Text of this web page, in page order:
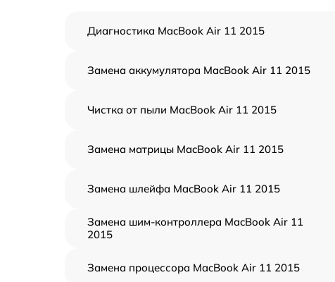
Диагностика MacBook Air 11 2015
Замена аккумулятора MacBook Air 11 2015
Чистка от пыли MacBook Air 11 2015
Замена матрицы MacBook Air 11 2015
Замена шлейфа MacBook Air 11 2015
Замена шим-контроллера MacBook Air 11
2015
Замена процессора MacBook Air 11 2015